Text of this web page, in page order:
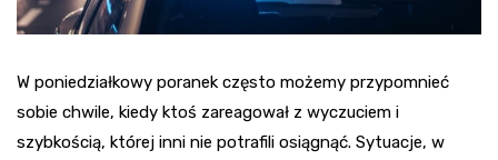
W poniedziałkowy poranek często możemy przypomnieć
sobie chwile, kiedy ktoś zareagował z wyczuciem i
szybkością, której inni nie potrafili osiągnąć. Sytuacje, w